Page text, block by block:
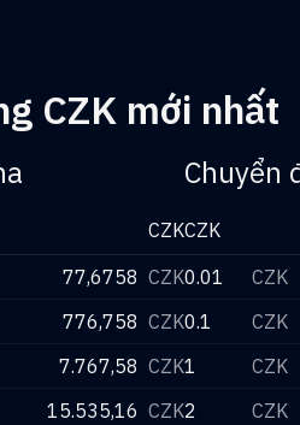
CZK mới nhất
CZK
77,6758 CZK
776,758 CZK
7.767,58 CZK
15.535,16 CZK
Chuyển
CZK
0.01
CZK
0.1
CZK
1
CZK
2
CZK